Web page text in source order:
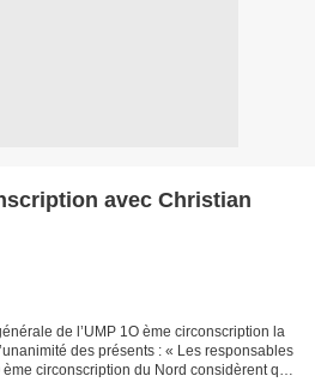
Christian
de l’UMP 1O ème circonscription la
des présents : « Les responsables
ème circonscription du Nord considèrent que